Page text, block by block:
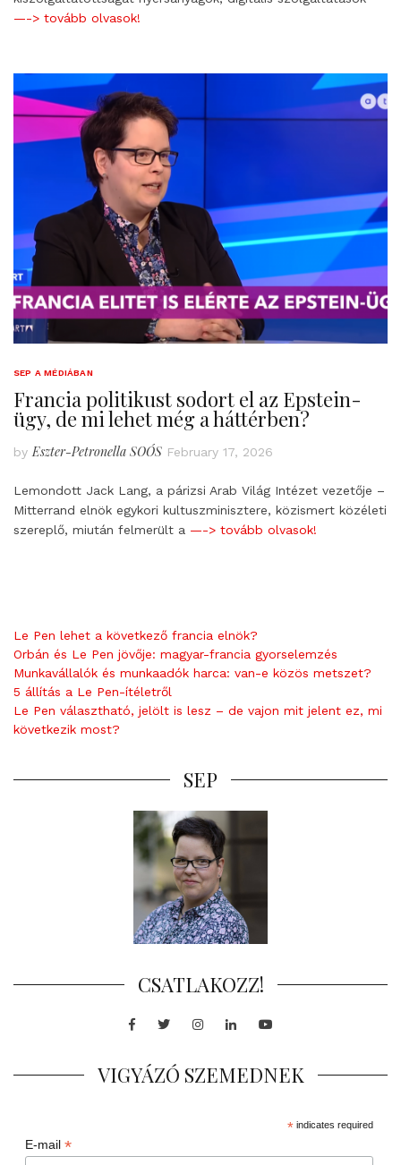
—-> tovább olvasok!
SEP A MÉDIÁBAN
Francia politikust sodort el az Epstein-
ügy, de mi lehet még a háttérben?
by Eszter-Petronella SOÓS February 17, 2026
Lemondott Jack Lang, a párizsi Arab Világ Intézet vezetője –
Mitterrand elnök egykori kultuszminisztere, közismert közéleti
szereplő, miután felmerült a —-> tovább olvasok!
Le Pen lehet a következő francia elnök?
Orbán és Le Pen jövője: magyar-francia gyorselemzés
Munkavállalók és munkaadók harca: van-e közös metszet?
5 állítás a Le Pen-ítéletről
Le Pen választható, jelölt is lesz – de vajon mit jelent ez, mi
következik most?
SEP
CSATLAKOZZ!
Facebook
TwitterInstagram
LinkedInYoutube
VIGYÁZÓ SZEMEDNEK
*indicates required
E-mail *